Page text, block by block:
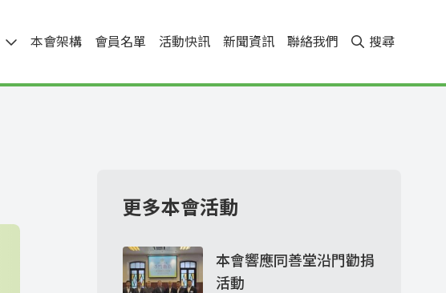
本會架構 會員名單 活動快訊 新聞資訊 聯絡我們 搜尋
更多本會活動
本會響應同善堂沿門勸捐
活動